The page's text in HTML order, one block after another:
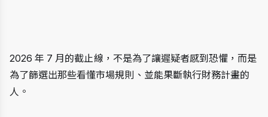
2026 年 7 月的截止線，不是為了讓遲疑者感到恐懼，而是
為了篩選出那些看懂市場規則、並能果斷執行財務計畫的
人。